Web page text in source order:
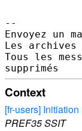
--
Envoyez un
Les
Tous les
Context
[fr-users]
PREF35 SSIT